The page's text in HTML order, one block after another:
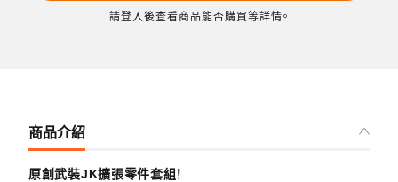
請登入後查看商品能否購買等詳情。
商品介紹
原創武裝JK擴張零件套組！